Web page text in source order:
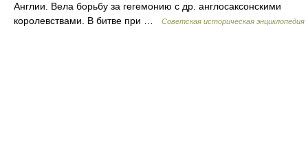
Англии. Вела борьбу за гегемонию с др. англосаксонскими
королевствами. В битве при …
Советская историческая энциклопедия